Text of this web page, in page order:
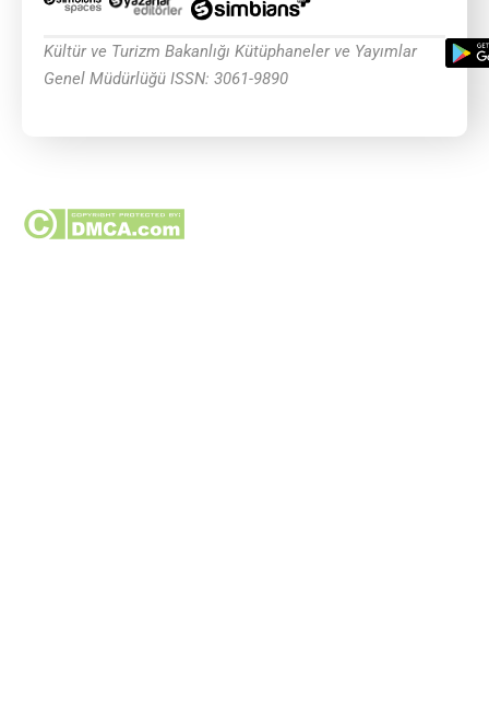
Kültür ve Turizm Bakanlığı Kütüphaneler ve Yayımlar
Genel Müdürlüğü ISSN: 3061-9890